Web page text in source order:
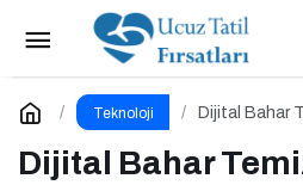
Teknoloji
Dijital Bahar
Geldi!
Dijital Bahar
Android Telefonlar İçin
Uygulamaları
Yorum Yap